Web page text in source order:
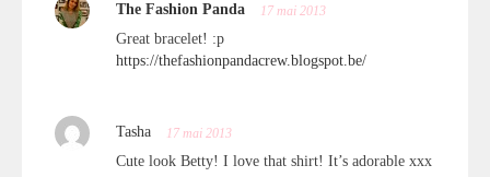
The Fashion Panda 17 mai 2013
Great bracelet! :p
https://thefashionpandacrew.blogspot.be/
Tasha 17 mai 2013
Cute look Betty! I love that shirt! It’s adorable xxx